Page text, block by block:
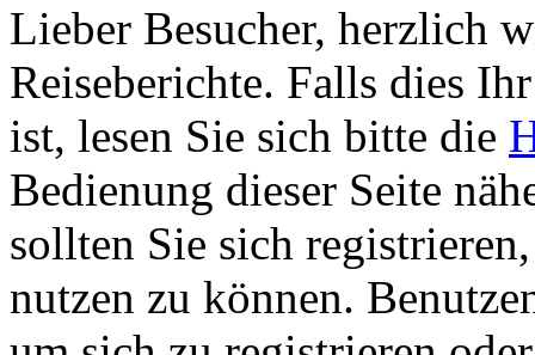
Lieber Besucher, herzlich
Reiseberichte. Falls dies
ist, lesen Sie sich bitte die
Bedienung dieser Seite
sollten Sie sich
nutzen zu können.